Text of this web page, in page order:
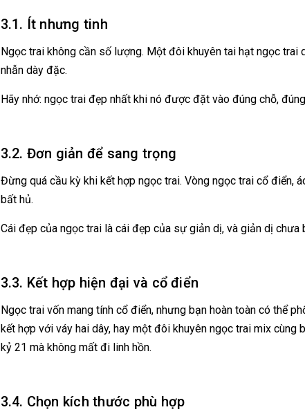
3.1. Ít nhưng tinh
Ngọc trai không cần số lượng. Một đôi khuyên tai hạt ngọc
nhẫn dày đặc.
Hãy nhớ: ngọc trai đẹp nhất khi nó được đặt vào đúng chỗ,
3.2. Đơn giản để sang trọng
Đừng quá cầu kỳ khi kết hợp ngọc trai. Vòng ngọc trai cổ điển,
bất hủ.
Cái đẹp của ngọc trai là cái đẹp của sự giản dị, và giản dị chưa
3.3. Kết hợp hiện đại và cổ điển
Ngọc trai vốn mang tính cổ điển, nhưng bạn hoàn toàn có thể
kết hợp với váy hai dây, hay một đôi khuyên ngọc trai mix
kỷ 21 mà không mất đi linh hồn.
3.4. Chọn kích thước phù hợp